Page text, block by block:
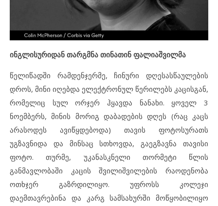
ინგლისურიდან თარგმნა თინათინ ფალიაშვილმა
წელიწადში რამდენჯერმე, ჩინური დღესასწაულების
დროს, მინი იღებდა ელექტრონულ წერილებს კაცისგან,
რომელიც სულ ორჯერ ჰყავდა ნანახი. ყოველ 3
ნოემბერს, მინის მორიგ დაბადების დღეს (რაც კაცს
არასოდეს ავიწყდებოდა) თავის ფოტოსურათს
უგზავნიდა და მინსაც სთხოვდა, გაეგზავნა თავისი
ფოტო. თურმე, უკანასკნელი თორმეტი წლის
განმავლობაში კაცის შვილიშვილების რაოდენობა
ოთხჯერ გაზრდილიყო. უფროსს კოლეჯი
დაემთავრებინა და კარგ სამსახურში მოწყობილიყო